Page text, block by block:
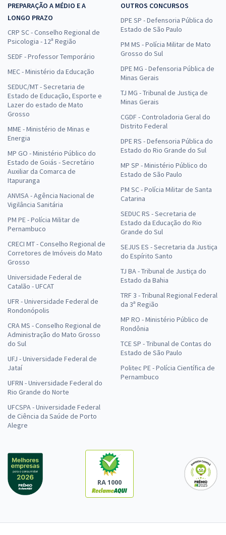
PREPARAÇÃO A MÉDIO E A
LONGO PRAZO
CRP SC - Conselho Regional de
Psicologia - 12ª Região
SEDF - Professor Temporário
MEC - Ministério da Educação
SEDUC/MT - Secretaria de
Estado de Educação, Esporte e
Lazer do estado de Mato
Grosso
MME - Ministério de Minas e
Energia
MP GO - Ministério Público do
Estado de Goiás - Secretário
Auxiliar da Comarca de
Itapuranga
ANVISA - Agência Nacional de
Vigilância Sanitária
PM PE - Polícia Militar de
Pernambuco
CRECI MT - Conselho Regional de
Corretores de Imóveis do Mato
Grosso
Universidade Federal de
Catalão - UFCAT
UFR - Universidade Federal de
Rondonópolis
CRA MS - Conselho Regional de
Administração do Mato Grosso
do Sul
UFJ - Universidade Federal de
Jataí
UFRN - Universidade Federal do
Rio Grande do Norte
UFCSPA - Universidade Federal
de Ciência da Saúde de Porto
Alegre
OUTROS CONCURSOS
DPE SP - Defensoria Pública do
Estado de São Paulo
PM MS - Polícia Militar de Mato
Grosso do Sul
DPE MG - Defensoria Pública de
Minas Gerais
TJ MG - Tribunal de Justiça de
Minas Gerais
CGDF - Controladoria Geral do
Distrito Federal
DPE RS - Defensoria Pública do
Estado do Rio Grande do Sul
MP SP - Ministério Público do
Estado de São Paulo
PM SC - Polícia Militar de Santa
Catarina
SEDUC RS - Secretaria de
Estado da Educação do Rio
Grande do Sul
SEJUS ES - Secretaria da Justiça
do Espírito Santo
TJ BA - Tribunal de Justiça do
Estado da Bahia
TRF 3 - Tribunal Regional Federal
da 3ª Região
MP RO - Ministério Público de
Rondônia
TCE SP - Tribunal de Contas do
Estado de São Paulo
Politec PE - Polícia Científica de
Pernambuco
RA 1000